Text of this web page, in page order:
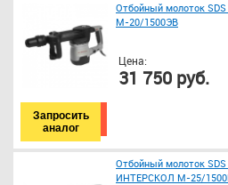
Отбойный молоток
М-20/1500ЭВ
Цена:
31 750 руб.
Запросить
аналог
Отбойный молоток SDS
ИНТЕРСКОЛ М-25/